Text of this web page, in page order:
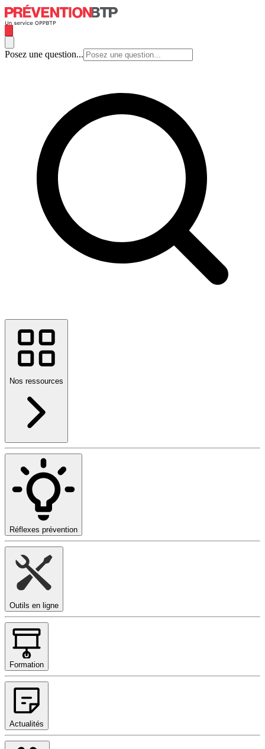
Posez une question...
Nos ressources
Réflexes prévention
Outils en ligne
Formation
Actualités